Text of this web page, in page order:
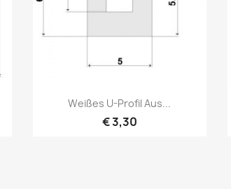
Vorschau
Weißes U-Profil Aus...
€ 3,30